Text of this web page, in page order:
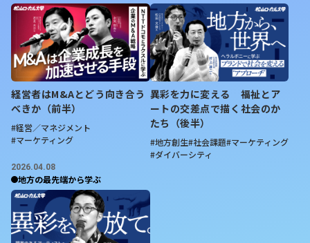
経営者はM&Aとどう向き合う
べきか（前半）
#経営／マネジメント
#マーケティング
異彩を力に変える 福祉とア
ートの交差点で描く社会のか
たち（後半）
#地方創生#社会課題#マーケティング
#ダイバーシティ
2026.04.08
地方の最先端から学ぶ